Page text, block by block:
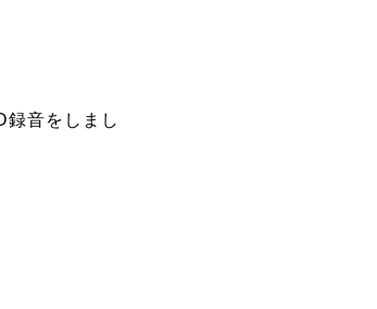
録音をしまし